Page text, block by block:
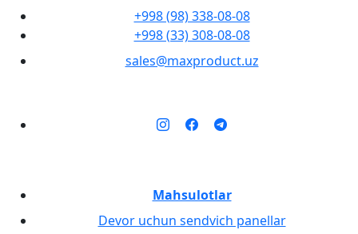
+998 (98) 338-08-08
+998 (33) 308-08-08
sales@maxproduct.uz
Mahsulotlar
Devor uchun sendvich panellar